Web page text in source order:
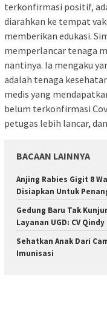
terkonfirmasi positif,
diarahkan ke tempat
memberikan edukasi.
memperlancar tenaga
nantinya. Ia mengaku
adalah tenaga
medis yang
belum terkonfirmasi
petugas lebih lancar,
BACAAN LAINNYA
Anjing Rabies Gigit 8
Disiapkan Untuk
Gedung Baru Tak
Layanan UGD: CV
Sehatkan Anak Dari
Imunisasi